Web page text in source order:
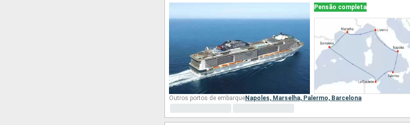
Pensão completa
Outros portos de embarqueNapoles, Marselha, Palermo, Barcelona